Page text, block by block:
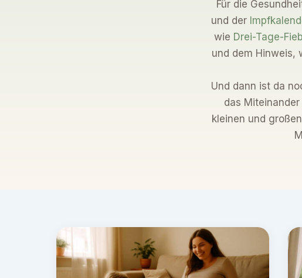
Für die
und der
wie Drei-Tage-
und dem Hinweis,
Und dann ist da
das Miteinander
kleinen und